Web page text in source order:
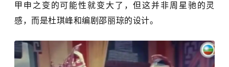
甲申之变的可能性就变大了，但这并非周星驰的灵
感，而是杜琪峰和编剧邵丽琼的设计。